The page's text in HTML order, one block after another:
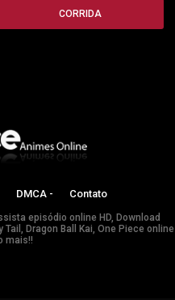
CORRIDA
DMCA - Contato
episódio online HD, Download
Dragon Ball Kai, One Piece online
mais!!